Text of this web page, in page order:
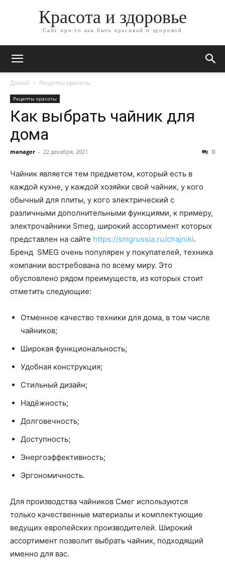
Красота и здоровье
Сайт про то как быть красивой и здоровой
Домой Рецепты красоты
Рецепты красоты
Как выбрать чайник для
дома
manager - 22 декабря, 2021 0
Чайник является тем предметом, который есть в
каждой кухне, у каждой хозяйки свой чайник, у кого
обычный для плиты, у кого электрический с
различными дополнительными функциями, к примеру,
электрочайники Smeg, широкий ассортимент которых
представлен на сайте https://smgrussia.ru/chajniki.
Бренд SMEG очень популярен у покупателей, техника
компании востребована по всему миру. Это
обусловлено рядом преимуществ, из которых стоит
отметить следующие:
Отменное качество техники для дома, в том числе
чайников;
Широкая функциональность;
Удобная конструкция;
Стильный дизайн;
Надёжность;
Долговечность;
Доступность;
Энергоэффективность;
Эргономичность.
Для производства чайников Смег используются
только качественные материалы и комплектующие
ведущих европейских производителей. Широкий
ассортимент позволит выбрать чайник, подходящий
именно для вас.